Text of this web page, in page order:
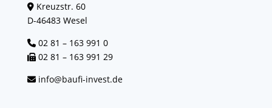
Kreuzstr. 60
D-46483 Wesel
02 81 – 163 991 0
02 81 – 163 991 29
info@baufi-invest.de